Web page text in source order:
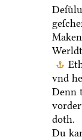
vnd
Denn
doth.
Du